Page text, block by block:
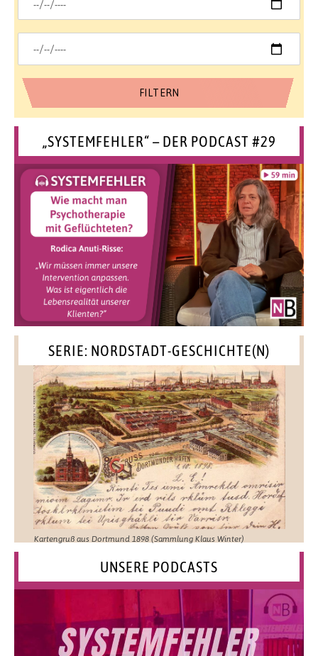
„SYSTEMFEHLER“ – DER PODCAST #29
SERIE: NORDSTADT-GESCHICHTE(N)
Kartengruß aus Dortmund 1898 (Sammlung Klaus Winter)
UNSERE PODCASTS